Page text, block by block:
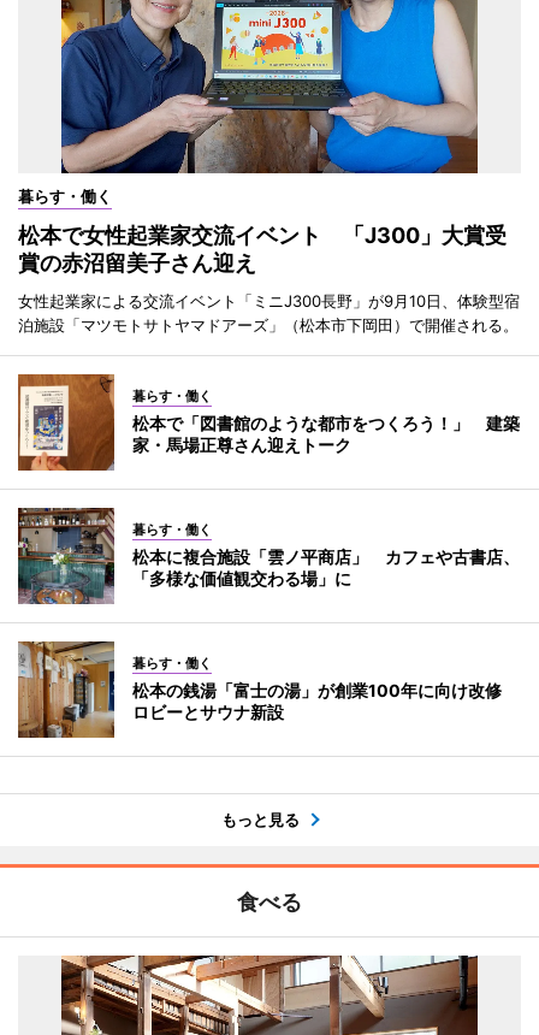
暮らす・働く
松本で女性起業家交流イベント 「J300」大賞受
賞の赤沼留美子さん迎え
女性起業家による交流イベント「ミニJ300長野」が9月10日、体験型宿
泊施設「マツモトサトヤマドアーズ」（松本市下岡田）で開催される。
暮らす・働く
松本で「図書館のような都市をつくろう！」 建築
家・馬場正尊さん迎えトーク
暮らす・働く
松本に複合施設「雲ノ平商店」 カフェや古書店、
「多様な価値観交わる場」に
暮らす・働く
松本の銭湯「富士の湯」が創業100年に向け改修
ロビーとサウナ新設
もっと見る
食べる